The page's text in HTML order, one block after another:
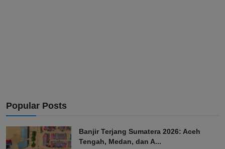
Popular Posts
Banjir Terjang Sumatera 2026: Aceh
Tengah, Medan, dan A...